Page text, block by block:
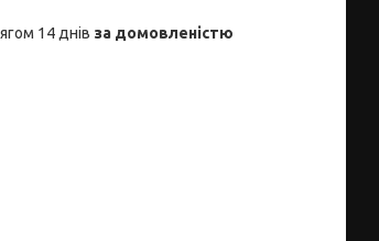
14 днів за домовленістю